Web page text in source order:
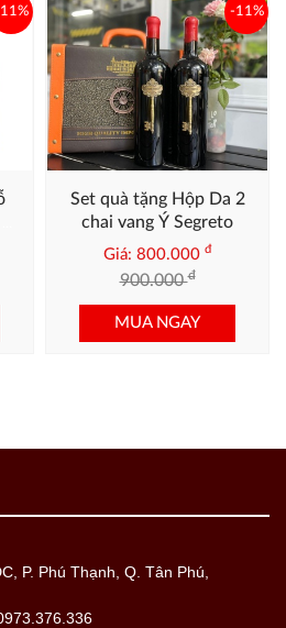
Set quà tặng Hộp Da 2
chai vang Ý Segreto
Giá: 800.000 đ
900.000đ
-11%
MUA NGAY
P. Phú Thạnh, Q. Tân Phú,